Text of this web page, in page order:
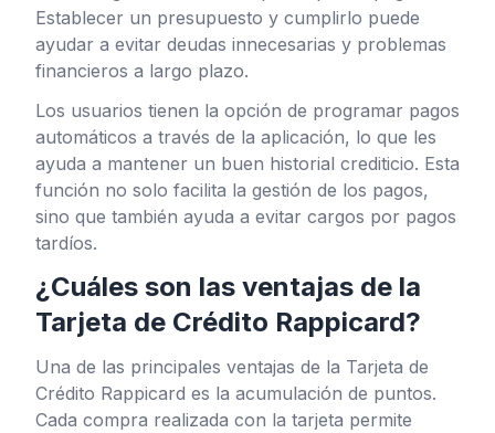
Establecer un presupuesto y cumplirlo puede
ayudar a evitar deudas innecesarias y problemas
financieros a largo plazo.
Los usuarios tienen la opción de programar pagos
automáticos a través de la aplicación, lo que les
ayuda a mantener un buen historial crediticio. Esta
función no solo facilita la gestión de los pagos,
sino que también ayuda a evitar cargos por pagos
tardíos.
¿Cuáles son las ventajas de la
Tarjeta de Crédito Rappicard?
Una de las principales ventajas de la Tarjeta de
Crédito Rappicard es la acumulación de puntos.
Cada compra realizada con la tarjeta permite